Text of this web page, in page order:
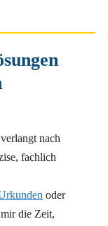
nach
fachlich
oder
die Zeit,